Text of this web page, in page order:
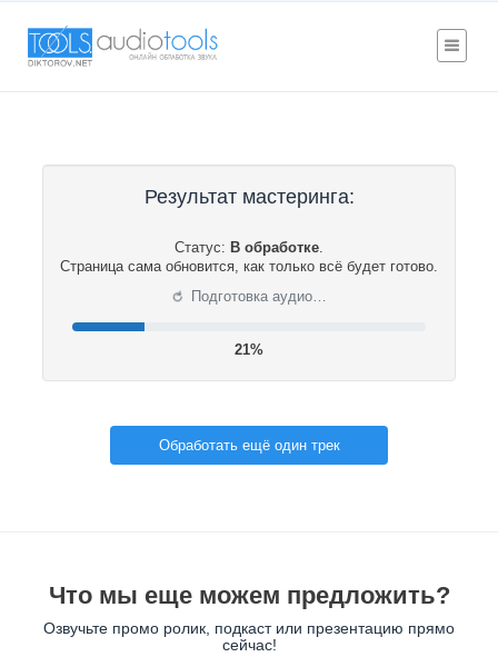
Результат мастеринга:
Статус: В обработке.
Страница сама обновится, как только всё будет готово.
⟳ Подготовка аудио…
21%
Обработать ещё один трек
Что мы еще можем предложить?
Озвучьте промо ролик, подкаст или презентацию прямо
сейчас!